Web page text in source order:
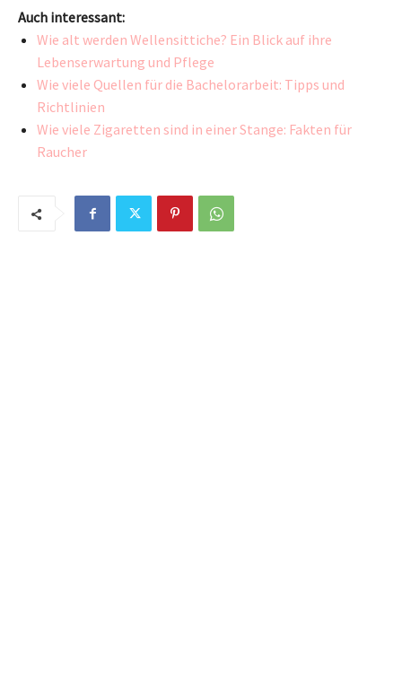
Auch interessant:
Wie alt werden Wellensittiche? Ein Blick auf ihre
Lebenserwartung und Pflege
Wie viele Quellen für die Bachelorarbeit: Tipps und
Richtlinien
Wie viele Zigaretten sind in einer Stange: Fakten für
Raucher